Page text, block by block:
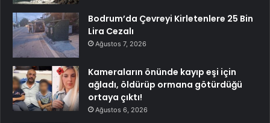
Bodrum’da Çevreyi Kirletenlere 25 Bin
Lira Cezalı
Ağustos 7, 2026
Kameraların önünde kayıp eşi için
ağladı, öldürüp ormana götürdüğü
ortaya çıktı!
Ağustos 6, 2026